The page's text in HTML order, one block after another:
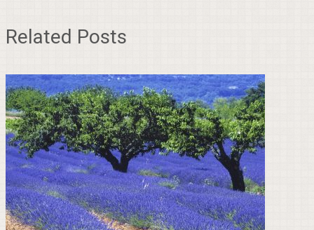
Related Posts